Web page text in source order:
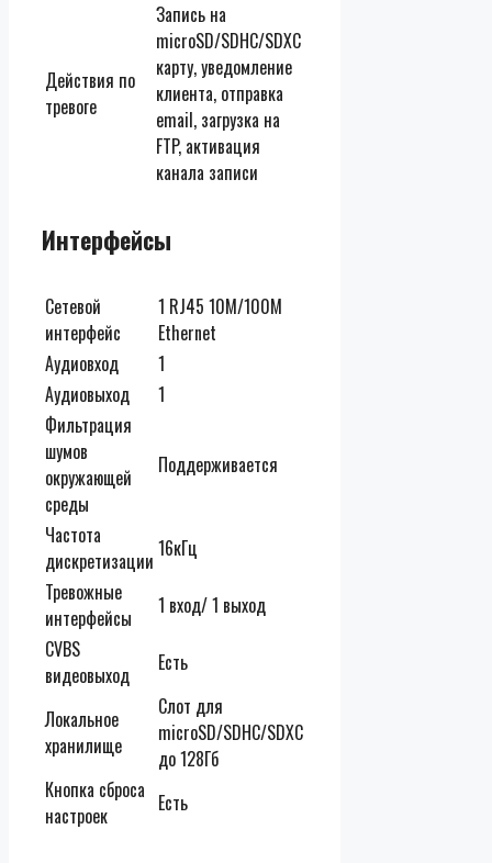
Действия по
тревоге
Запись на
microSD/SDHC/SDXC
карту, уведомление
клиента, отправка
email, загрузка на
FTP, активация
канала записи
Интерфейсы
Сетевой
интерфейс
1 RJ45 10M/100M
Ethernet
Аудиовход
1
Аудиовыход
1
Фильтрация
шумов
окружающей
среды
Поддерживается
Частота
дискретизации 16кГц
Тревожные
интерфейсы
1 вход/ 1 выход
CVBS
видеовыход
Есть
Локальное
хранилище
Слот для
microSD/SDHC/SDXC
до 128Гб
Кнопка сброса
настроек
Есть